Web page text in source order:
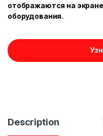
отображаются на
оборудования.
Description